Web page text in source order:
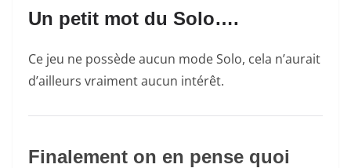
Un petit mot du Solo….
Ce jeu ne possède aucun mode Solo, cela n’aurait
d’ailleurs vraiment aucun intérêt.
Finalement on en pense quoi